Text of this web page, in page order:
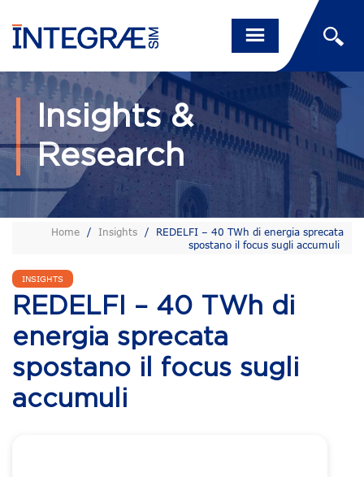
Insights &
Research
Home / Insights /
REDELFI – 40 TWh di energia sprecata
spostano il focus sugli accumuli
INSIGHTS
REDELFI – 40 TWh di
energia sprecata
spostano il focus sugli
accumuli